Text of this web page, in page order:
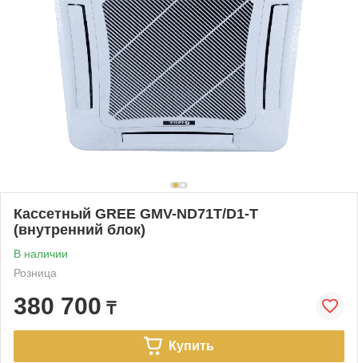
Кассетный GREE GMV-ND71T/D1-T
(внутренний блок)
В наличии
Розница
380 700 ₸
Купить